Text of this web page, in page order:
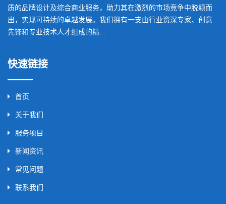
质的品牌设计及综合商业服务，助力其在激烈的市场竞争中脱颖而
出，实现可持续的卓越发展。我们拥有一支由行业资深专家、创意
先锋和专业技术人才组成的精...
快速链接
首页
关于我们
服务项目
新闻资讯
常见问题
联系我们